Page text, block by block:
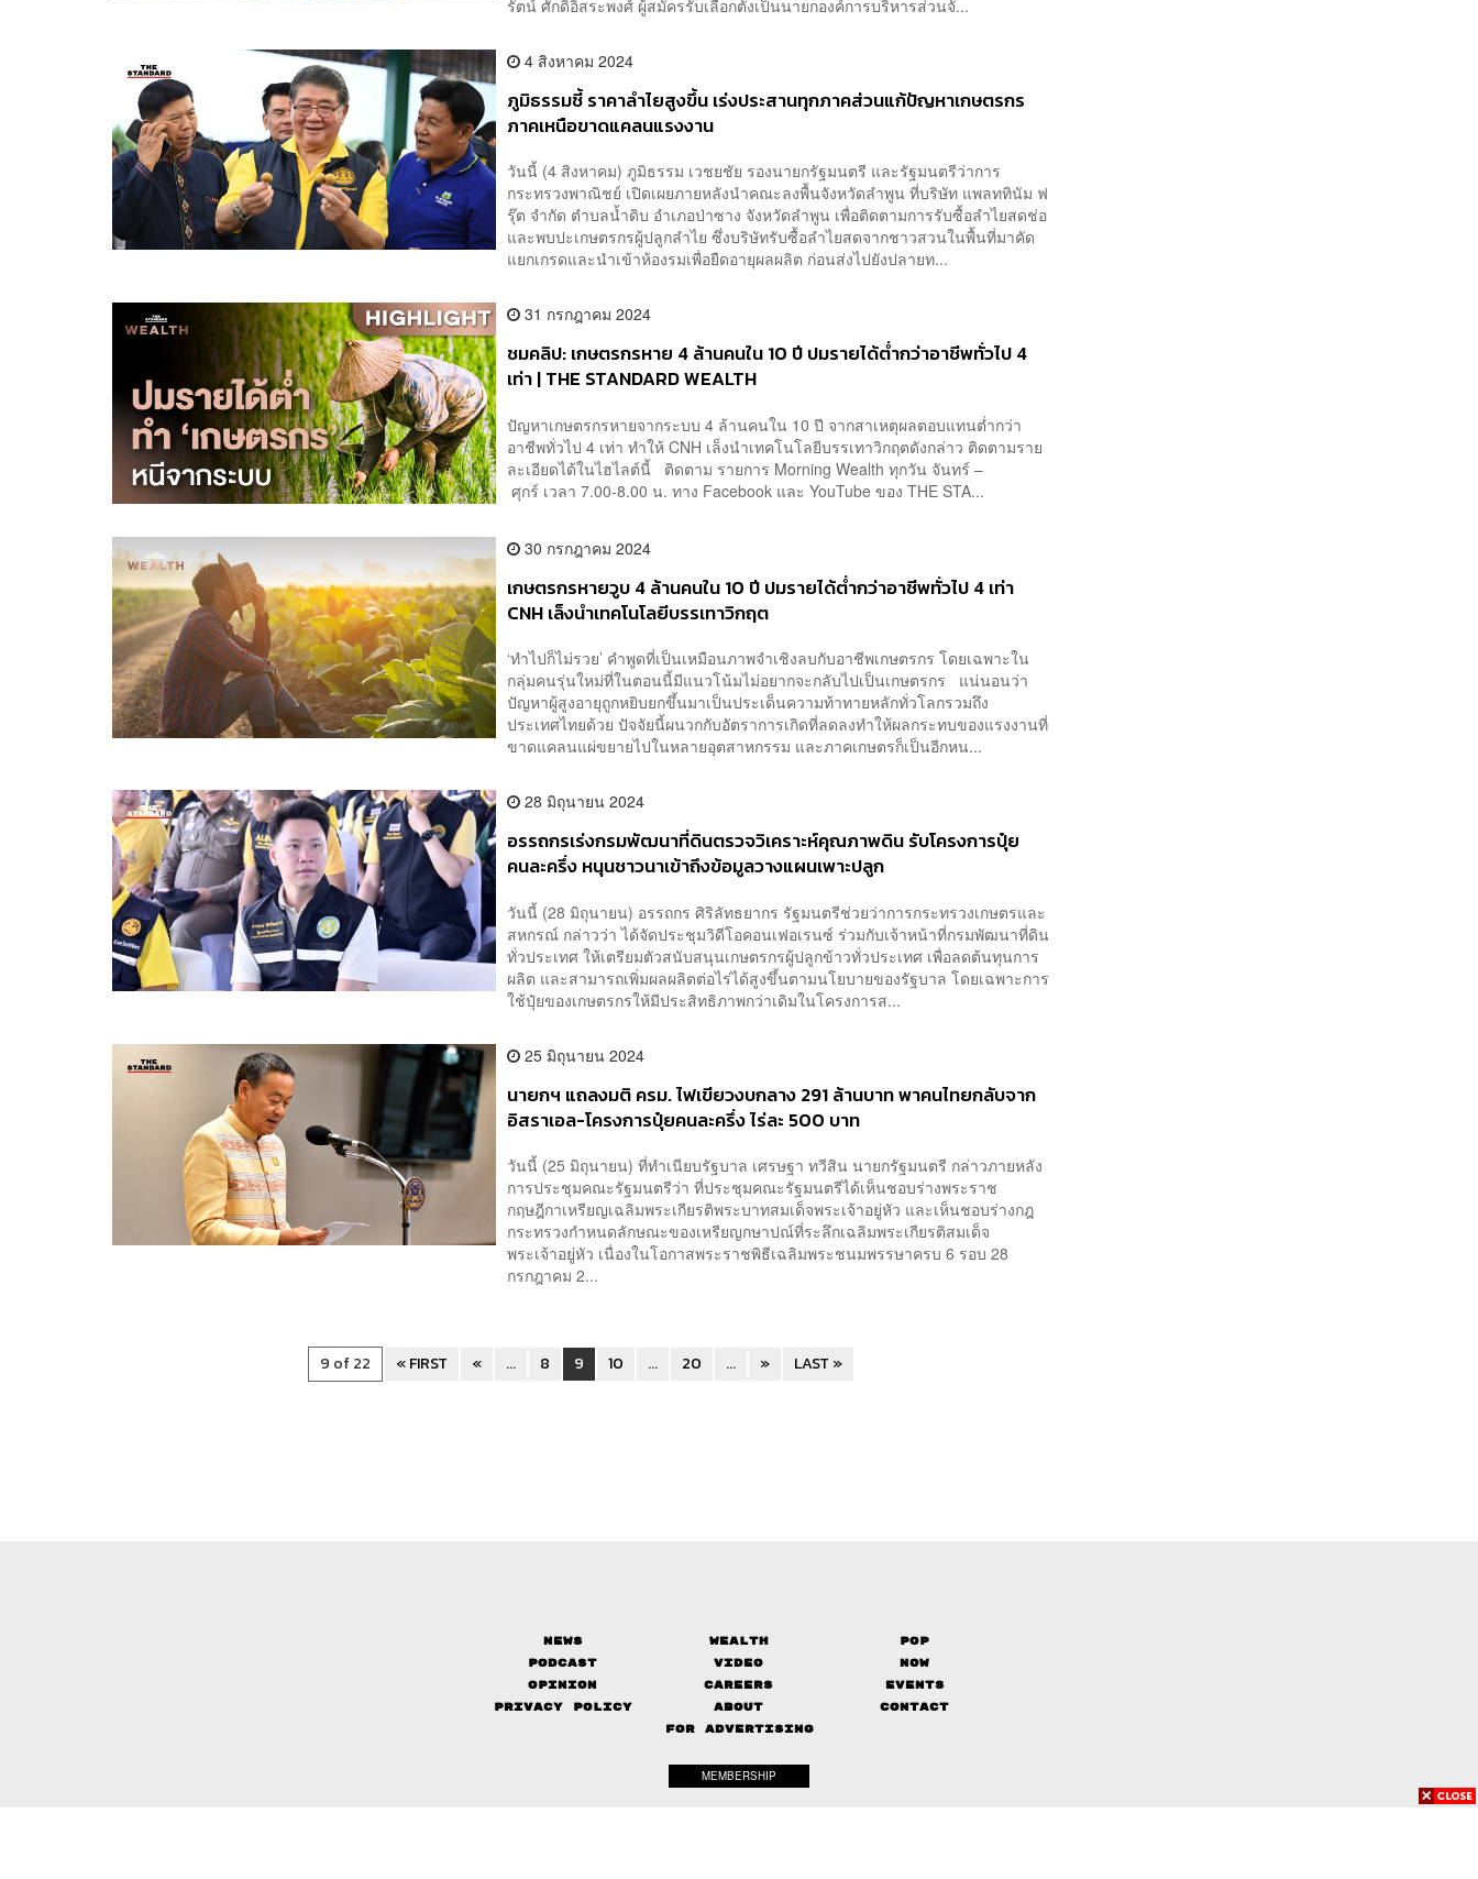
รัตน์ ศักดิ์อิสระพงศ์ ผู้สมัครรับเลือกตั้งเป็นนายกองค์การบริหารส่วนจั...
4 สิงหาคม 2024
ภูมิธรรมชี้ ราคาลำไยสูงขึ้น เร่งประสานทุกภาคส่วนแก้ปัญหาเกษตรกร
ภาคเหนือขาดแคลนแรงงาน
วันนี้ (4 สิงหาคม) ภูมิธรรม เวชยชัย รองนายกรัฐมนตรี และรัฐมนตรีว่าการ
กระทรวงพาณิชย์ เปิดเผยภายหลังนำคณะลงพื้นจังหวัดลำพูน ที่บริษัท แพลททินัม ฟ
รุ๊ต จำกัด ตำบลน้ำดิบ อำเภอป่าซาง จังหวัดลำพูน เพื่อติดตามการรับซื้อลำไยสดช่อ
และพบปะเกษตรกรผู้ปลูกลำไย ซึ่งบริษัทรับซื้อลำไยสดจากชาวสวนในพื้นที่มาคัด
แยกเกรดและนำเข้าห้องรมเพื่อยืดอายุผลผลิต ก่อนส่งไปยังปลายท...
31 กรกฎาคม 2024
ชมคลิป: เกษตรกรหาย 4 ล้านคนใน 10 ปี ปมรายได้ต่ำกว่าอาชีพทั่วไป 4
เท่า | THE STANDARD WEALTH
ปัญหาเกษตรกรหายจากระบบ 4 ล้านคนใน 10 ปี จากสาเหตุผลตอบแทนต่ำกว่า
อาชีพทั่วไป 4 เท่า ทำให้ CNH เล็งนำเทคโนโลยีบรรเทาวิกฤตดังกล่าว ติดตามราย
ละเอียดได้ในไฮไลต์นี้ ติดตาม รายการ Morning Wealth ทุกวัน จันทร์ –
ศุกร์ เวลา 7.00-8.00 น. ทาง Facebook และ YouTube ของ THE STA...
30 กรกฎาคม 2024
เกษตรกรหายวูบ 4 ล้านคนใน 10 ปี ปมรายได้ต่ำกว่าอาชีพทั่วไป 4 เท่า
CNH เล็งนำเทคโนโลยีบรรเทาวิกฤต
‘ทำไปก็ไม่รวย’ คำพูดที่เป็นเหมือนภาพจำเชิงลบกับอาชีพเกษตรกร โดยเฉพาะใน
กลุ่มคนรุ่นใหม่ที่ในตอนนี้มีแนวโน้มไม่อยากจะกลับไปเป็นเกษตรกร แน่นอนว่า
ปัญหาผู้สูงอายุถูกหยิบยกขึ้นมาเป็นประเด็นความท้าทายหลักทั่วโลกรวมถึง
ประเทศไทยด้วย ปัจจัยนี้ผนวกกับอัตราการเกิดที่ลดลงทำให้ผลกระทบของแรงงานที่
ขาดแคลนแผ่ขยายไปในหลายอุตสาหกรรม และภาคเกษตรก็เป็นอีกหน...
28 มิถุนายน 2024
อรรถกรเร่งกรมพัฒนาที่ดินตรวจวิเคราะห์คุณภาพดิน รับโครงการปุ๋ย
คนละครึ่ง หนุนชาวนาเข้าถึงข้อมูลวางแผนเพาะปลูก
วันนี้ (28 มิถุนายน) อรรถกร ศิริลัทธยากร รัฐมนตรีช่วยว่าการกระทรวงเกษตรและ
สหกรณ์ กล่าวว่า ได้จัดประชุมวิดีโอคอนเฟอเรนซ์ ร่วมกับเจ้าหน้าที่กรมพัฒนาที่ดิน
ทั่วประเทศ ให้เตรียมตัวสนับสนุนเกษตรกรผู้ปลูกข้าวทั่วประเทศ เพื่อลดต้นทุนการ
ผลิต และสามารถเพิ่มผลผลิตต่อไร่ได้สูงขึ้นตามนโยบายของรัฐบาล โดยเฉพาะการ
ใช้ปุ๋ยของเกษตรกรให้มีประสิทธิภาพกว่าเดิมในโครงการส...
25 มิถุนายน 2024
นายกฯ​ แถลงมติ ครม. ไฟเขียวงบกลาง 291 ล้านบาท พาคนไทยกลับจาก
อิสราเอล-โครงการปุ๋ยคนละครึ่ง ไร่ละ 500 บาท
วันนี้ (25 มิถุนายน) ที่ทำเนียบรัฐบาล เศรษฐา ทวีสิน นายกรัฐมนตรี กล่าวภายหลัง
การประชุมคณะรัฐมนตรีว่า ที่ประชุมคณะรัฐมนตรีได้เห็นชอบร่างพระราช
กฤษฎีกาเหรียญเฉลิมพระเกียรติพระบาทสมเด็จพระเจ้าอยู่หัว และเห็นชอบร่างกฎ
กระทรวงกำหนดลักษณะของเหรียญกษาปณ์ที่ระลึกเฉลิมพระเกียรติสมเด็จ
พระเจ้าอยู่หัว เนื่องในโอกาสพระราชพิธีเฉลิมพระชนมพรรษาครบ 6 รอบ 28
กรกฎาคม 2...
9 of 22 « FIRST « ... 8 9 10 ... 20 ... » LAST »
News Wealth
Pop
Podcast
Video
Now
Opinion
Careers
Events
Privacy Policy
About
Contact
FOR ADVERTISING
MEMBERSHIP